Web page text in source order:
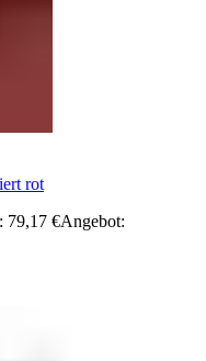
rot
79,17 €Angebot: